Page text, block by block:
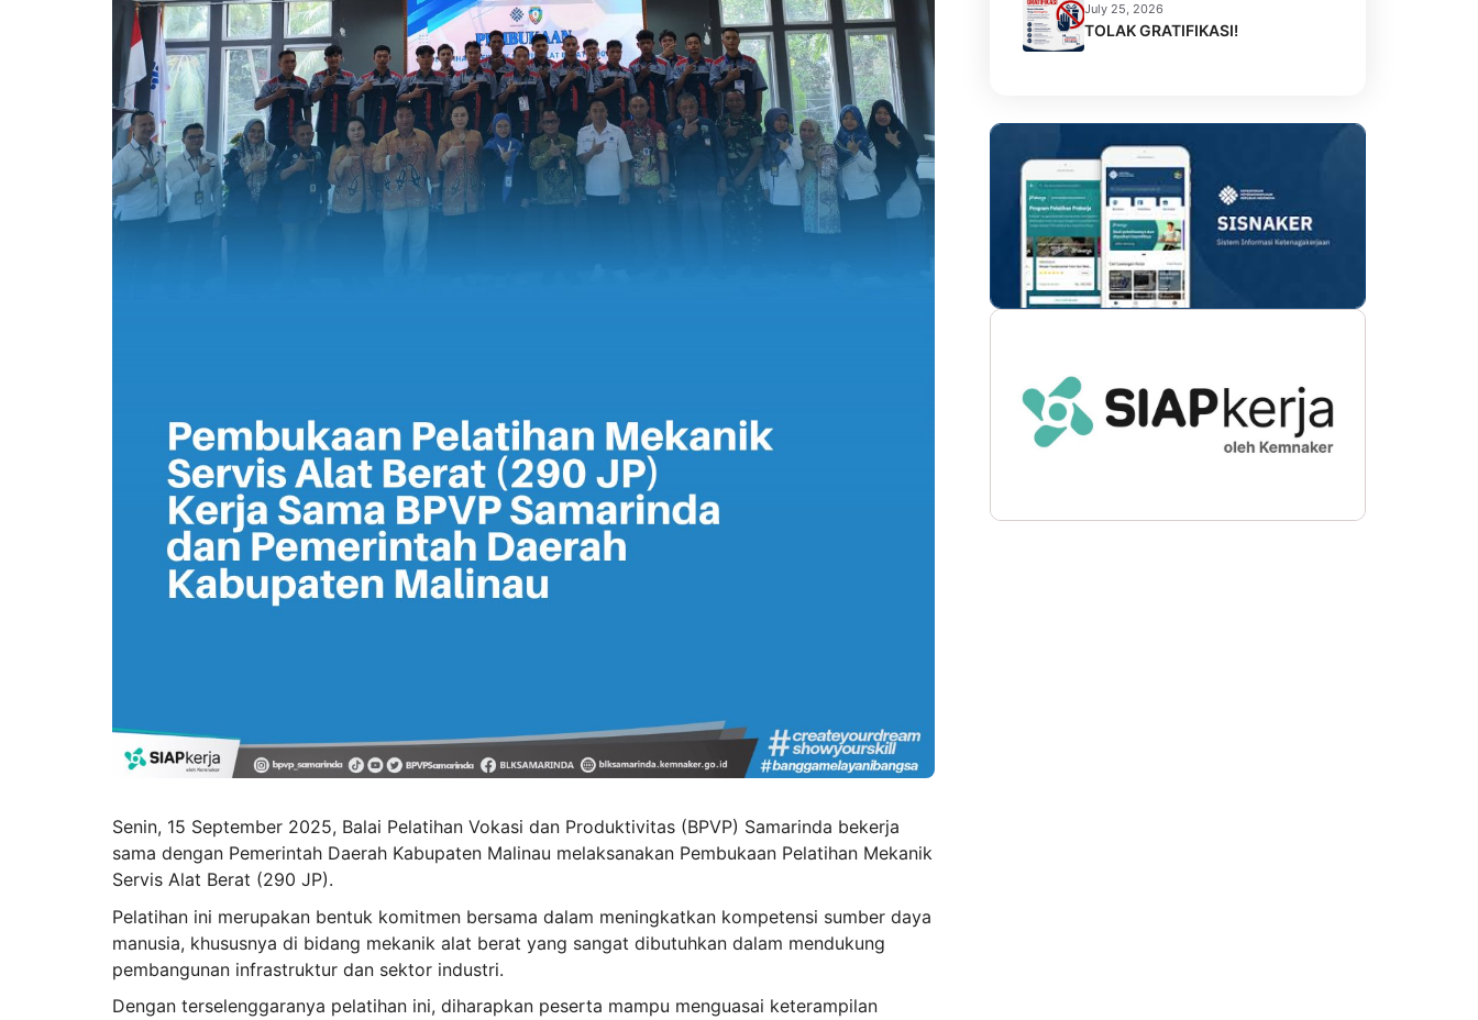
Senin, 15 September 2025, Balai Pelatihan Vokasi dan Produktivitas (BPVP) Samarinda bekerja
sama dengan Pemerintah Daerah Kabupaten Malinau melaksanakan Pembukaan Pelatihan Mekanik
Servis Alat Berat (290 JP).
Pelatihan ini merupakan bentuk komitmen bersama dalam meningkatkan kompetensi sumber daya
manusia, khususnya di bidang mekanik alat berat yang sangat dibutuhkan dalam mendukung
pembangunan infrastruktur dan sektor industri.
Dengan terselenggaranya pelatihan ini, diharapkan peserta mampu menguasai keterampilan
July 25, 2026
TOLAK GRATIFIKASI!